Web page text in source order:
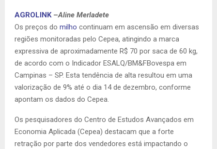
AGROLINK–Aline Merladete
Os preços do milho continuam em ascensão em diversas
regiões monitoradas pelo Cepea, atingindo a marca
expressiva de aproximadamente R$ 70 por saca de 60 kg,
de acordo com o Indicador ESALQ/BM&FBovespa em
Campinas – SP. Esta tendência de alta resultou em uma
valorização de 9% até o dia 14 de dezembro, conforme
apontam os dados do Cepea.
Os pesquisadores do Centro de Estudos Avançados em
Economia Aplicada (Cepea) destacam que a forte
retração por parte dos vendedores está impactando o